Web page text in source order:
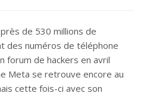
de 530 millions de
des numéros de téléphone
forum de hackers en avril
Meta se retrouve encore au
cette fois-ci avec son